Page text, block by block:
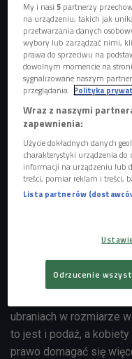
Broń sufrażystek. Krótka
Manekiny w sklepach
najważniejszych
modelek plus size.
pojawiają się również
ubraniach w rozmiarze
to jest i podaż, a kobiety
prawo domagać się
My i nasi5 partnerzy
na urządzeniu, takich jak
przetwarzania danych
wybory lub zarządzać nimi,
prawa do sprzeciwu na
dowolnym momencie na
sygnalizowane naszym
przeglądania. Polityka
Wraz z naszymi
zapewnienia:
Użycie dokładnych danych
charakterystyki urządzenia
informacji na urządzeniu lub
treści, pomiar reklam i treści,
Lista partnerów
Odrzucenie